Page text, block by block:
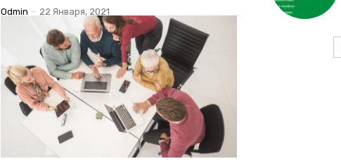
Odmin - 22 Января, 2021